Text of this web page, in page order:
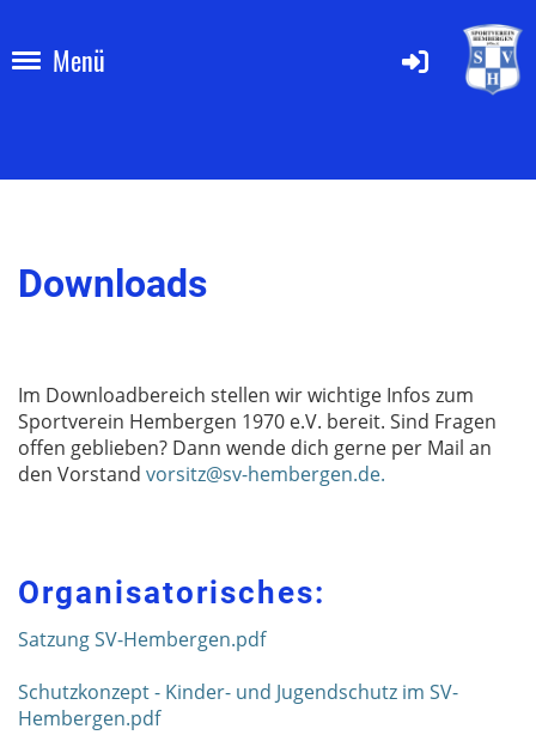
Menü
Downloads
Im Downloadbereich stellen wir wichtige Infos zum
Sportverein Hembergen 1970 e.V. bereit. Sind Fragen
offen geblieben? Dann wende dich gerne per Mail an
den Vorstand vorsitz@sv-hembergen.de.
Organisatorisches:
Satzung SV-Hembergen.pdf
Schutzkonzept - Kinder- und Jugendschutz im SV-
Hembergen.pdf